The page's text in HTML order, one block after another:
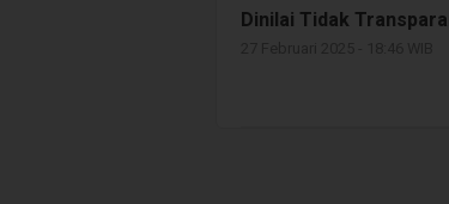
Dinilai Tidak